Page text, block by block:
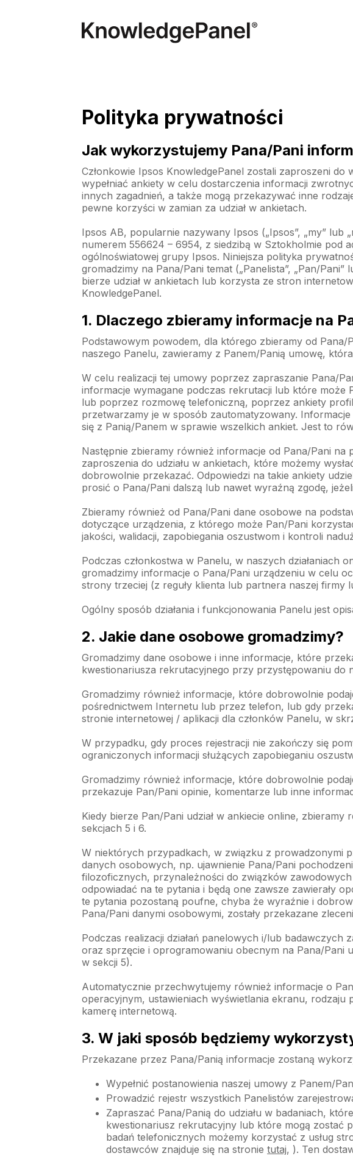
Polityka prywatności
Jak wykorzystujemy Pana/Pani
Członkowie Ipsos KnowledgePanel zostali zaproszeni do
wypełniać ankiety w celu dostarczenia informacji
innych zagadnień, a także mogą przekazywać inne
pewne korzyści w zamian za udział w ankietach.
Ipsos AB, popularnie nazywany Ipsos („Ipsos”, „my” lub
numerem 556624 – 6954, z siedzibą w Sztokholmie pod
ogólnoświatowej grupy Ipsos. Niniejsza polityka
gromadzimy na Pana/Pani temat („Panelista”, „Pan/
bierze udział w ankietach lub korzysta ze stron
KnowledgePanel.
1. Dlaczego zbieramy informacje na
Podstawowym powodem, dla którego zbieramy od
naszego Panelu, zawieramy z Panem/Panią umowę,
W celu realizacji tej umowy poprzez zapraszanie Pana/
informacje wymagane podczas rekrutacji lub które może
lub poprzez rozmowę telefoniczną, poprzez ankiety
przetwarzamy je w sposób zautomatyzowany.
się z Panią/Panem w sprawie wszelkich ankiet. Jest to
Następnie zbieramy również informacje od Pana/Pani na
zaproszenia do udziału w ankietach, które możemy
dobrowolnie przekazać. Odpowiedzi na takie ankiety
prosić o Pana/Pani dalszą lub nawet wyraźną zgodę,
Zbieramy również od Pana/Pani dane osobowe na
dotyczące urządzenia, z którego może Pan/Pani
jakości, walidacji, zapobiegania oszustwom i kontroli
Podczas członkostwa w Panelu, w naszych działaniach
gromadzimy informacje o Pana/Pani urządzeniu w celu
strony trzeciej (z reguły klienta lub partnera naszej
Ogólny sposób działania i funkcjonowania Panelu jest
2. Jakie dane osobowe gromadzimy?
Gromadzimy dane osobowe i inne informacje, które
kwestionariusza rekrutacyjnego przy przystępowaniu do
Gromadzimy również informacje, które dobrowolnie
pośrednictwem Internetu lub przez telefon, lub gdy
stronie internetowej / aplikacji dla członków Panelu, w
W przypadku, gdy proces rejestracji nie zakończy się
ograniczonych informacji służących zapobieganiu
Gromadzimy również informacje, które dobrowolnie
przekazuje Pan/Pani opinie, komentarze lub inne
Kiedy bierze Pan/Pani udział w ankiecie online,
sekcjach 5 i 6.
W niektórych przypadkach, w związku z prowadzonymi
danych osobowych, np. ujawnienie Pana/Pani
filozoficznych, przynależności do związków
odpowiadać na te pytania i będą one zawsze zawierały
te pytania pozostaną poufne, chyba że wyraźnie i
Pana/Pani danymi osobowymi, zostały przekazane
Podczas realizacji działań panelowych i/lub
oraz sprzęcie i oprogramowaniu obecnym na Pana/Pani
w sekcji 5).
Automatycznie przechwytujemy również informacje o
operacyjnym, ustawieniach wyświetlania ekranu,
kamerę internetową.
3. W jaki sposób będziemy
Przekazane przez Pana/Panią informacje zostaną
Wypełnić postanowienia naszej umowy z Panem/
Prowadzić rejestr wszystkich Panelistów
Zapraszać Pana/Panią do udziału w badaniach,
kwestionariusz rekrutacyjny lub które mogą zostać
badań telefonicznych możemy korzystać z usług
dostawców znajduje się na stronie tutaj, ). Ten